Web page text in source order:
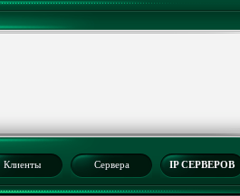
Клиенты Сервера IP СЕРВЕРОВ